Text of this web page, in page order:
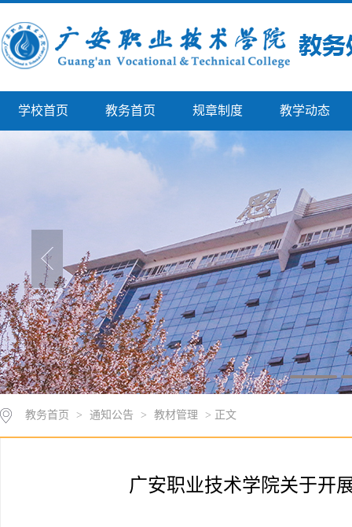
学校首页 教务首页 规章制度 教学动态
教务首页 > 通知公告 > 教材管理 > 正文
广安职业技术学院关于开